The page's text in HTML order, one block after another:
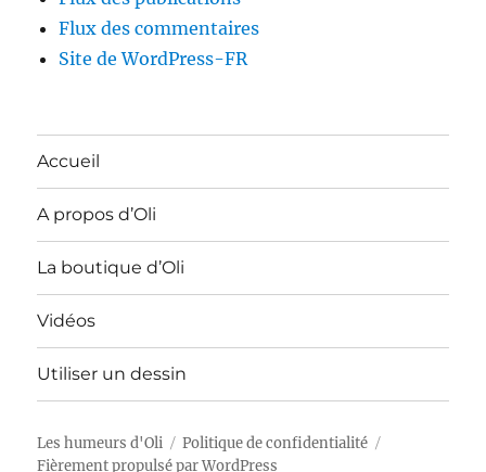
Flux des commentaires
Site de WordPress-FR
Accueil
A propos d’Oli
La boutique d’Oli
Vidéos
Utiliser un dessin
Les humeurs d'Oli
Politique de confidentialité
Fièrement propulsé par WordPress